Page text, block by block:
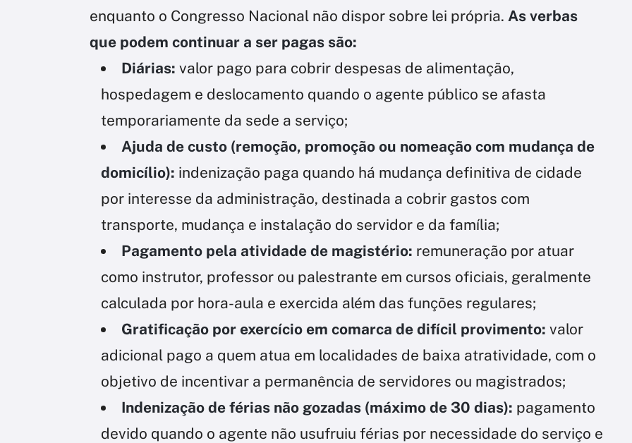
enquanto o Congresso Nacional não dispor sobre lei própria. As verbas
que podem continuar a ser pagas são:
Diárias: valor pago para cobrir despesas de alimentação,
hospedagem e deslocamento quando o agente público se afasta
temporariamente da sede a serviço;
Ajuda de custo (remoção, promoção ou nomeação com mudança de
domicílio): indenização paga quando há mudança definitiva de cidade
por interesse da administração, destinada a cobrir gastos com
transporte, mudança e instalação do servidor e da família;
Pagamento pela atividade de magistério: remuneração por atuar
como instrutor, professor ou palestrante em cursos oficiais, geralmente
calculada por hora-aula e exercida além das funções regulares;
Gratificação por exercício em comarca de difícil provimento: valor
adicional pago a quem atua em localidades de baixa atratividade, com o
objetivo de incentivar a permanência de servidores ou magistrados;
Indenização de férias não gozadas (máximo de 30 dias): pagamento
devido quando o agente não usufruiu férias por necessidade do serviço e